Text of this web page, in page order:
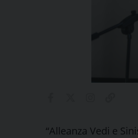
“Alleanza Vedi e